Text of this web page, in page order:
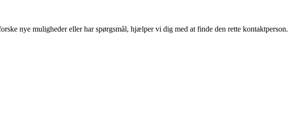
nye muligheder eller har spørgsmål, hjælper vi dig med at finde den rette kontaktperson.